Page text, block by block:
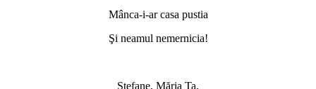
Mânca-i-ar casa pustia
Şi neamul nemernicia!
Ştefane, Măria Ta,